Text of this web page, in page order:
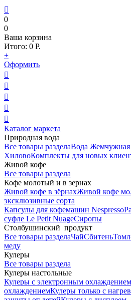

0
0
Ваша корзина
Итого: 0 Р.
+
Оформить





Каталог маркета
Природная вода
Все товары разделаВода Жемчужная
ХиловоКомплекты для новых
Живой кофе
Все товары раздела
Кофе молотый и в зернах
Живой кофе в зёрнахЖивой кофе
эксклюзивные сорта
Капсулы для кофемашин Nespresso
суфле Le Petit NuageСиропы
Столбушинский продукт
Все товары разделаЧайСбитень
меду
Кулеры
Все товары раздела
Кулеры настольные
Кулеры с электронным охлаждением
охлаждениемКулеры только с